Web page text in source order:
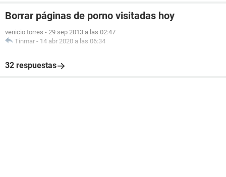
Borrar páginas de porno visitadas hoy
venicio torres - 29 sep 2013 a las 02:47
Tinmar - 14 abr 2020 a las 06:34
32 respuestas